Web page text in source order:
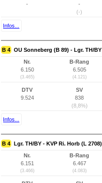
-
-
(-)
Infos...
B 4 OU Sonneberg (B 89) - Lgr. TH/BY
Nr.
6.150
(3.465)
B-Rang
6.505
(4.121)
DTV
9.524
SV
838
(8,8%)
Infos...
B 4 Lgr. TH/BY - KVP Ri. Horb (L 2708)
Nr.
6.151
(3.466)
B-Rang
6.467
(4.083)